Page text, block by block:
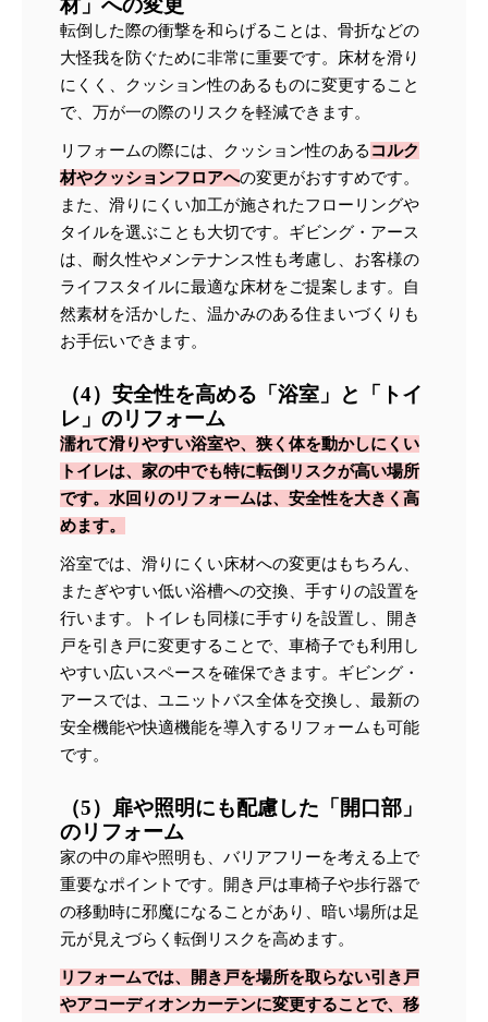
材」への変更
転倒した際の衝撃を和らげることは、骨折などの
大怪我を防ぐために非常に重要です。床材を滑り
にくく、クッション性のあるものに変更すること
で、万が一の際のリスクを軽減できます。
リフォームの際には、クッション性のある コルク
材やクッションフロアへの変更がおすすめです。
また、滑りにくい加工が施されたフローリングや
タイルを選ぶことも大切です。ギビング・アース
は、耐久性やメンテナンス性も考慮し、お客様の
ライフスタイルに最適な床材をご提案します。自
然素材を活かした、温かみのある住まいづくりも
お手伝いできます。
（4）安全性を高める「浴室」と「トイ
レ」のリフォーム
濡れて滑りやすい浴室や、狭く体を動かしにくい
トイレは、家の中でも特に転倒リスクが高い場所
です。水回りのリフォームは、安全性を大きく高
めます。
浴室では、滑りにくい床材への変更はもちろん、
またぎやすい低い浴槽への交換、手すりの設置を
行います。トイレも同様に手すりを設置し、開き
戸を引き戸に変更することで、車椅子でも利用し
やすい広いスペースを確保できます。ギビング・
アースでは、ユニットバス全体を交換し、最新の
安全機能や快適機能を導入するリフォームも可能
です。
（5）扉や照明にも配慮した「開口部」
のリフォーム
家の中の扉や照明も、バリアフリーを考える上で
重要なポイントです。開き戸は車椅子や歩行器で
の移動時に邪魔になることがあり、暗い場所は足
元が見えづらく転倒リスクを高めます。
リフォームでは、開き戸を場所を取らない引き戸
やアコーディオンカーテンに変更することで、移